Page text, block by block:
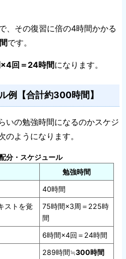
、その復習に倍の4時間かかる
です。
回＝24時間になります。
例【合計約300時間】
いの勉強時間になるのかスケジ
のようになります。
分・スケジュール
勉強時間
40時間
ストを覚
75時間×3周＝225時
間
6時間×4回＝24時間
289時間≒300時間